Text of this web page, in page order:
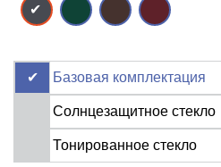
Базовая комплектация
Солнцезащитное стекло
Тонированное стекло